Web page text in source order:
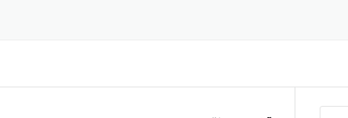
جرثقیل ویتال